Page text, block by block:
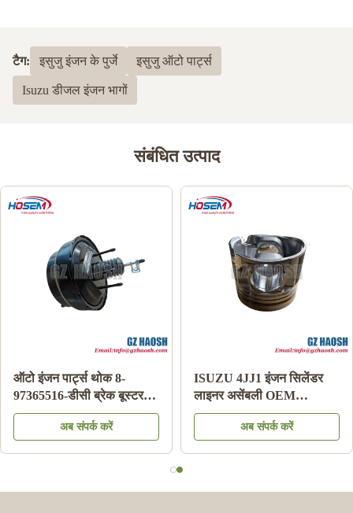
टैग: इसुजु इंजन के पुर्जे इसुजु ऑटो पार्ट्स
Isuzu डीजल इंजन भागों
संबंधित उत्पाद
ऑटो इंजन पार्ट्स थोक 8-
97365516-डीसी ब्रेक बूस्टर
इसुजु डीमैक्स 03-06 के लिए
अब संपर्क करें
ISUZU 4JJ1 इंजन सिलेंडर
लाइनर असेंबली OEM
रिप्लेसमेंट 3 महीने की वारंटी
अब संपर्क करें